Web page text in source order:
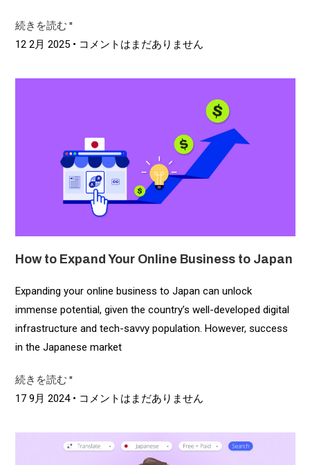
続きを読む "
12 2月 2025 コメントはまだありません
How to Expand Your Online Business to Japan
Expanding your online business to Japan can unlock
immense potential, given the country’s well-developed digital
infrastructure and tech-savvy population. However, success
in the Japanese market
続きを読む "
17 9月 2024 コメントはまだありません